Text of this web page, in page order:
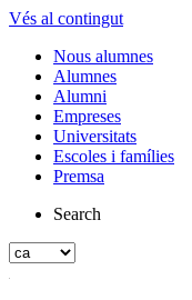
Vés al contingut
Nous alumnes
Alumnes
Alumni
Empreses
Universitats
Escoles i famílies
Premsa
Search